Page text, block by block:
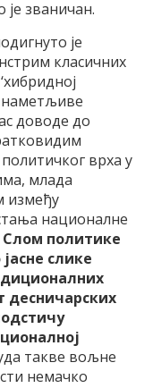
је званичан.
је
класичних
наметљиве
доводе до
врха у
млада
између
националне
Слом политике
слике
десничарских
такве вољне
немачко